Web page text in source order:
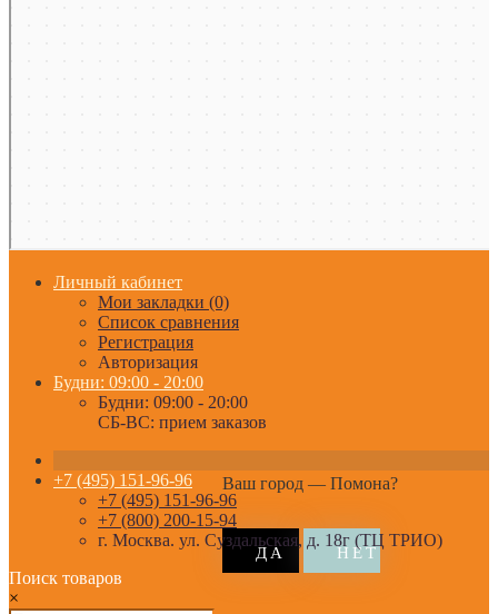
Личный кабинет
Мои закладки (0)
Список сравнения
Регистрация
Авторизация
Будни: 09:00 - 20:00
Будни: 09:00 - 20:00
СБ-ВС: прием заказов
Ваш город — Помона?
+7 (495) 151-96-96
+7 (495) 151-96-96
+7 (800) 200-15-94
г. Москва. ул. Суздальская, д. 18г (ТЦ ТРИО)
Поиск товаров
×